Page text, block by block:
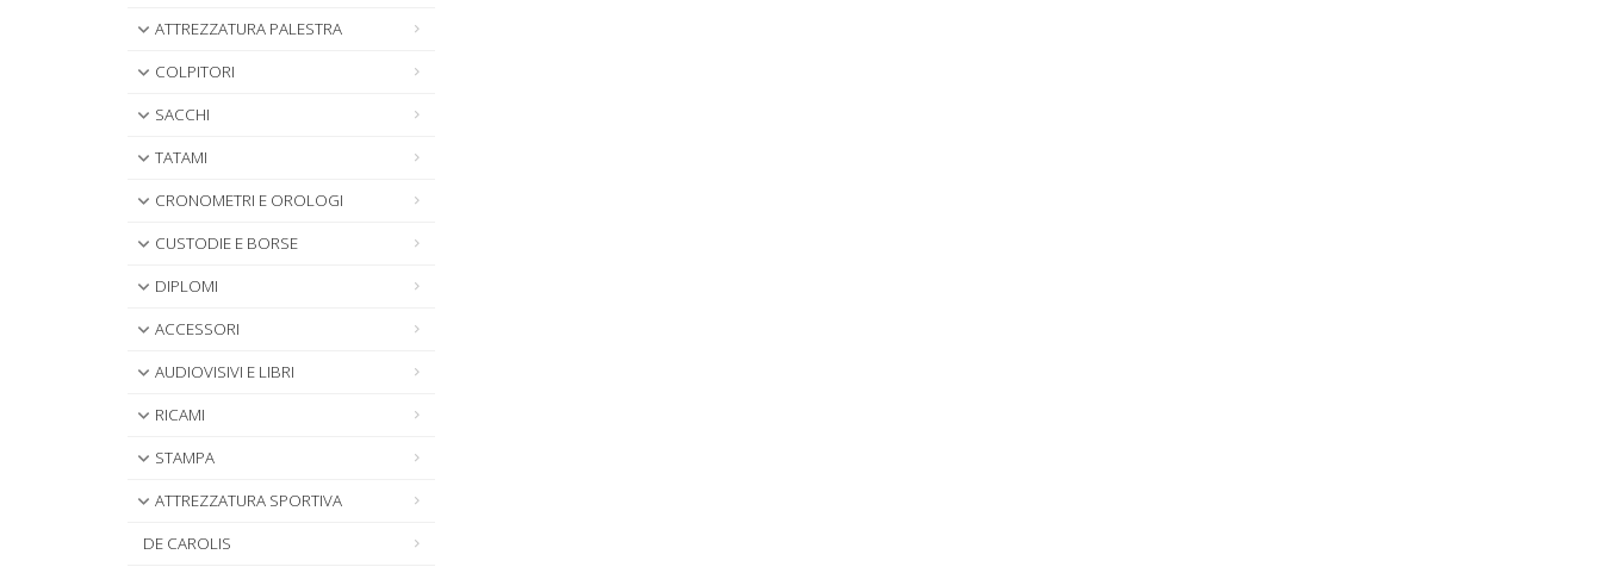
ATTREZZATURA PALESTRA
COLPITORI
SACCHI
TATAMI
CRONOMETRI E OROLOGI
CUSTODIE E BORSE
DIPLOMI
ACCESSORI
AUDIOVISIVI E LIBRI
RICAMI
STAMPA
ATTREZZATURA SPORTIVA
DE CAROLIS